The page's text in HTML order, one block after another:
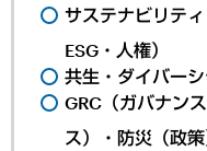
サステナビリテ
ESG・人権）
共生・ダイバーシ
GRC（ガバナン
ス）・防災（政策